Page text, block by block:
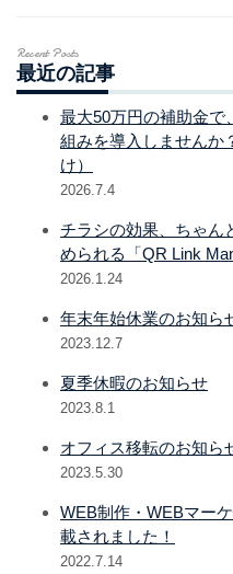
Recent Posts
最近の記事
最大50万円の補助金で
組みを導入しませんか
け）
2026.7.4
チラシの効果、ちゃん
められる「QR Link
2026.1.24
年末年始休業のお知ら
2023.12.7
夏季休暇のお知らせ
2023.8.1
オフィス移転のお知ら
2023.5.30
WEB制作・WEBマー
載されました！
2022.7.14